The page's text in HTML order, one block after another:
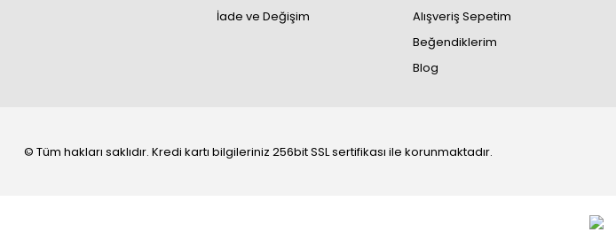
İade ve Değişim
Alışveriş Sepetim
Beğendiklerim
Blog
© Tüm hakları saklıdır. Kredi kartı bilgileriniz 256bit SSL sertifikası ile korunmaktadır.